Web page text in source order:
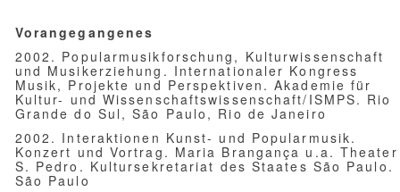
die Behandlung der Popularmusik Lateinamerikas in
kohärenter Weise mit dieser Auffassung der
Musikforschung nicht aus der Perspektive eines sich
als gesondert verstehenden Fachbereichs der
Popularmusikforschung zu betrachten ist, da dieser
bereits durch seine Bezeichnung eine
Kategorisierung des Objekts der Untersuchung
erkennen lässt, sondern aus der Perspektive der
Musikforschung erfolgen sollte, die auf Prozesse
ausgerichtet ist.